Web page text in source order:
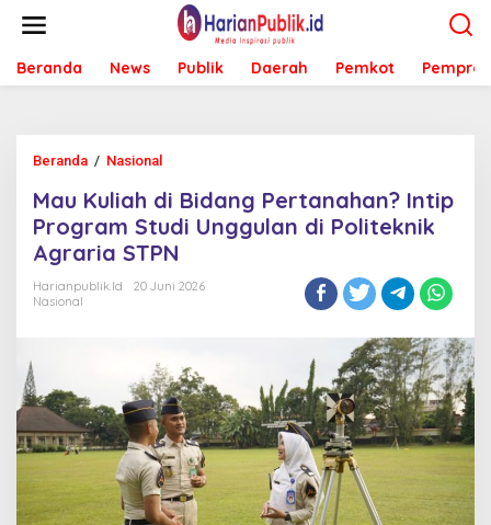
t
Beranda News Publik Daerah Pemkot Pemprov
Beranda / Nasional
u
K
u
l
B
i
d
a
n
g
P
e
Mau Kuliah di Bidang Pertanahan? Intip
Program Studi Unggulan di Politeknik
Agraria STPN
Harianpublik.id
20 Juni 2026
Nasional